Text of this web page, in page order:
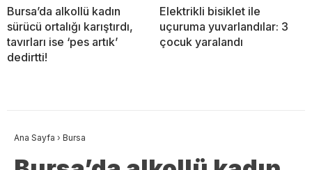
Bursa’da alkollü kadın
sürücü ortalığı karıştırdı,
tavırları ise ‘pes artık’
dedirtti!
Elektrikli bisiklet ile
uçuruma yuvarlandılar: 3
çocuk yaralandı
Ana Sayfa › Bursa